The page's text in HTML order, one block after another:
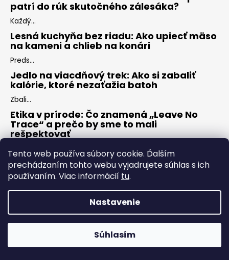
Tento web používa súbory cookie. Ďalším
prechádzaním tohto webu vyjadrujete súhlas s ich
používaním. Viac informácií tu.
Nastavenie
Súhlasím
patrí do rúk skutočného zálesáka?
Každý...
Lesná kuchyňa bez riadu: Ako upiecť mäso
na kameni a chlieb na konári
Preds...
Jedlo na viacdňový trek: Ako si zabaliť
kalórie, ktoré nezaťažia batoh
Zbali...
Etika v prírode: Čo znamená „Leave No
Trace“ a prečo by sme to mali
rešpektovať
Samota v lese: Ako prekonať strach z tmy
a užiť si noc v divočine sólo
Vrstvte ako profík: Systém troch vrstiev,
ktorý vás udrží v suchu počas celého dňa
Pevná čepeľ vs. Zatvárací nôž: Ktorý je
lepší ako váš primárny nástroj do lesa?